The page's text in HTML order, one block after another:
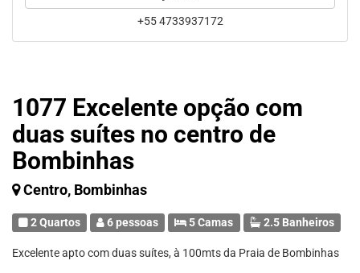
1077 Excelente opção com
duas suítes no centro de
Bombinhas
Centro, Bombinhas
2 Quartos 6 pessoas 5 Camas 2.5 Banheiros
Excelente apto com duas suítes, à 100mts da Praia de Bombinhas
+55 4733937172